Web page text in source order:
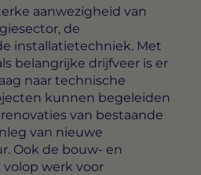
aanwezigheid van
de
installatietechniek. Met
belangrijke drijfveer is er
naar technische
kunnen begeleiden
van bestaande
van nieuwe
Ook de bouw- en
werk voor